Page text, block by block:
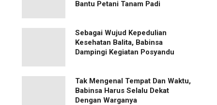
Bantu Petani Tanam Padi
Sebagai Wujud Kepedulian
Kesehatan Balita, Babinsa
Dampingi Kegiatan Posyandu
Tak Mengenal Tempat Dan Waktu,
Babinsa Harus Selalu Dekat
Dengan Warganya